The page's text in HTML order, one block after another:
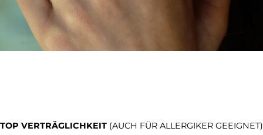
TOP VERTRÄGLICHKEIT (AUCH FÜR ALLERGIKER GEEIGNET)